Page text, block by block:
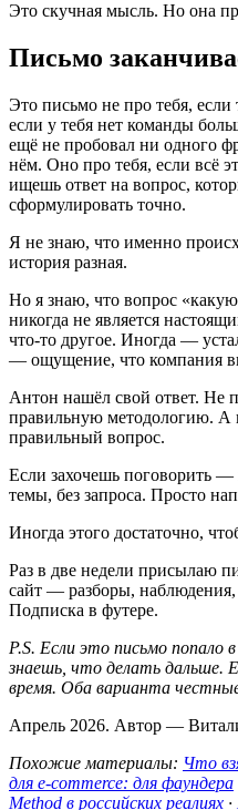
Это скучная мысль. Но она
Письмо
Это письмо не про тебя,
если у тебя нет команды
ещё не пробовал ни одного
нём. Оно про тебя, если всё
ищешь ответ на вопрос,
сформулировать точно.
Я не знаю, что именно
история разная.
Но я знаю, что вопрос
никогда не является
что-то другое. Иногда —
— ощущение, что компания
Антон нашёл свой ответ. Не
правильную методологию. А
правильный вопрос.
Если захочешь поговорить
темы, без запроса. Просто
Иногда этого достаточно,
Раз в две недели присылаю
сайт — разборы, наблюдения,
Подписка в футере.
P.S. Если это письмо
знаешь, что делать дальше.
время. Оба варианта
Апрель 2026. Автор —
Похожие материалы: Что
для e-commerce: для фаундера
Method в российских реалиях ·